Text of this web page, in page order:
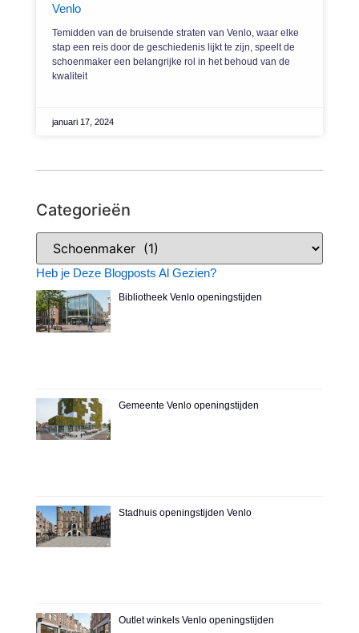
Categorieën
Heb je Deze Blogposts Al Gezien?
Bibliotheek Venlo openingstijden
Gemeente Venlo openingstijden
Stadhuis openingstijden Venlo
Outlet winkels Venlo openingstijden
Venlo
Temidden van de bruisende straten van Venlo, waar elke
stap een reis door de geschiedenis lijkt te zijn, speelt de
schoenmaker een belangrijke rol in het behoud van de
kwaliteit
januari 17, 2024